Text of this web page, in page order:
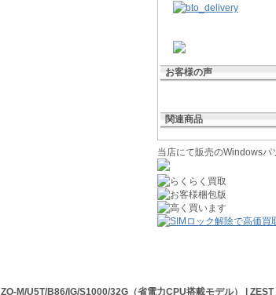
お客様の声
関連商品
当店にて販売のWindowsパ
ZO-M/U5T/B86/IG/S1000/32G（省電力CPU搭載モデル） |